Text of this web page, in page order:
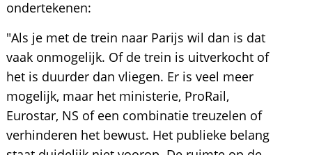
ondertekenen:
"Als je met de trein naar Parijs wil dan is dat
vaak onmogelijk. Of de trein is uitverkocht of
het is duurder dan vliegen. Er is veel meer
mogelijk, maar het ministerie, ProRail,
Eurostar, NS of een combinatie treuzelen of
verhinderen het bewust. Het publieke belang